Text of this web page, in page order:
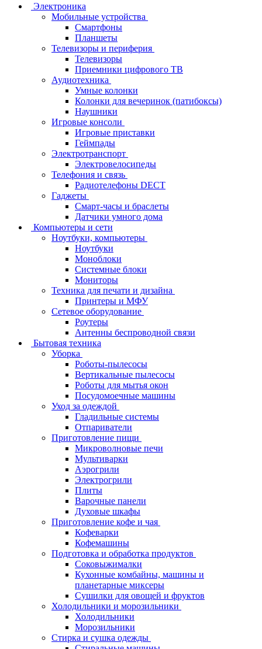
Электроника
Мобильные устройства
Смартфоны
Планшеты
Телевизоры и периферия
Телевизоры
Приемники цифрового ТВ
Аудиотехника
Умные колонки
Колонки для вечеринок (патибоксы)
Наушники
Игровые консоли
Игровые приставки
Геймпады
Электротранспорт
Электровелосипеды
Телефония и связь
Радиотелефоны DECT
Гаджеты
Смарт-часы и браслеты
Датчики умного дома
Компьютеры и сети
Ноутбуки, компьютеры
Ноутбуки
Моноблоки
Системные блоки
Мониторы
Техника для печати и дизайна
Принтеры и МФУ
Сетевое оборудование
Роутеры
Антенны беспроводной связи
Бытовая техника
Уборка
Роботы-пылесосы
Вертикальные пылесосы
Роботы для мытья окон
Посудомоечные машины
Уход за одеждой
Гладильные системы
Отпариватели
Приготовление пищи
Микроволновые печи
Мультиварки
Аэрогрили
Электрогрили
Плиты
Варочные панели
Духовые шкафы
Приготовление кофе и чая
Кофеварки
Кофемашины
Подготовка и обработка продуктов
Соковыжималки
Кухонные комбайны, машины и
планетарные миксеры
Сушилки для овощей и фруктов
Холодильники и морозильники
Холодильники
Морозильники
Стирка и сушка одежды